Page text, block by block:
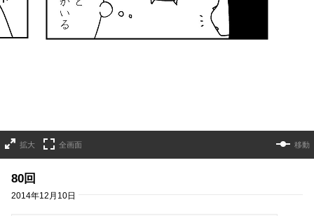
拡大 全画面 移動
80回
2014年12月10日